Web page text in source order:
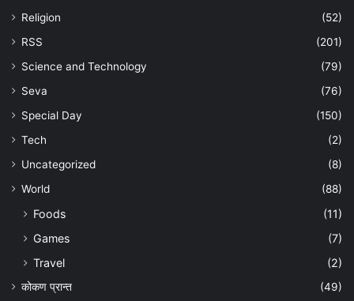
Religion
(52)
RSS
(201)
Science and Technology
(79)
Seva
(76)
Special Day
(150)
Tech
(2)
Uncategorized
(8)
World
(88)
Foods
(11)
Games
(7)
Travel
(2)
कोकण प्रान्त (49)